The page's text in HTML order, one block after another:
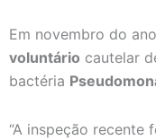
Em novembro do
voluntário cautelar
bactéria
“A inspeção recente